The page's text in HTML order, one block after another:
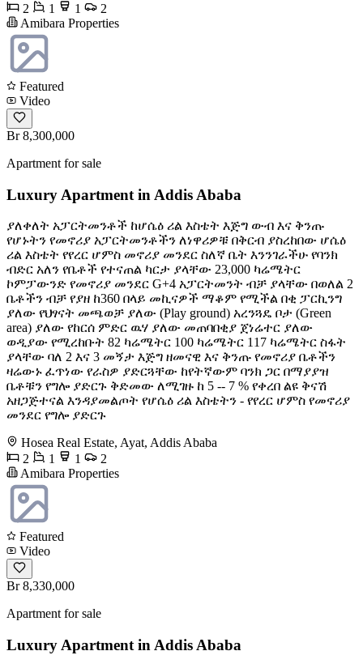
2
1 1
2
Amibara Properties
Featured
Video
Br 8,300,000
Apartment for sale
Luxury Apartment in Addis Ababa
ያለቀለት አፓርትመንቶች ከሆሴዕ ሪል እስቴት እጅግ ውብ እና ቅንጡ
የሆኑትን የመኖሪያ አፓርትመንቶችን ለነዋሪዎቹ በቅርብ ያስረከበው ሆሴዕ
ሪል እስቴት የየረር ሆምስ መኖሪያ መንደር ስለኛ ቤት እንንገራችሁ የባንክ
ብድር አለን የቤቶች የተናጠል ካርታ ያላቸው 23,000 ካሬሜትር
ኮምፓውንድ የመኖሪያ መንደር G+4 አፓርትመንት ብቻ ያላቸው በወለል 2
ቤቶችን ብቻ የያዘ ከ360 በላይ መኪናዎች ማቆም የሚችል በቂ ፓርኪንግ
ያለው የህፃናት መጫወቻ ያለው (Play ground) አረንጓዴ ቦታ (Green
area) ያለው የከርሰ ምድር ዉሃ ያለው መጠባበቂያ ጀነሬተር ያለው
ወዲያው የሚረከቡት 82 ካሬሜትር 100 ካሬሜትር 117 ካሬሜትር ስፋት
ያላቸው ባለ 2 እና 3 መኝታ እጅግ ዘመናዊ እና ቅንጡ የመኖሪያ ቤቶችን
ዛሬውኑ ፈጥነው የራስዎ ያድርጓቸው ከየትኛውም ባንክ ጋር በማያያዝ
ቤቶቹን የግሎ ያድርጉ ቅድመው ለሚገዙ ከ 5 -- 7 % የቀረበ ልዩ ቅናሽ
አዘጋጅተናል እንዳያመልጦት የሆሴዕ ሪል እስቴትን - የየረር ሆምስ የመኖሪያ
መንደር የግሎ ያድርጉ
Hosea Real Estate, Ayat, Addis Ababa
2
1 1
2
Amibara Properties
Featured
Video
Br 8,330,000
Apartment for sale
Luxury Apartment in Addis Ababa